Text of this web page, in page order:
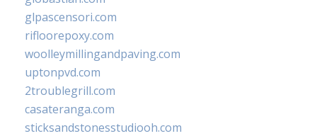
glpascensori.com
rifloorepoxy.com
woolleymillingandpaving.com
uptonpvd.com
2troublegrill.com
casateranga.com
sticksandstonesstudiooh.com